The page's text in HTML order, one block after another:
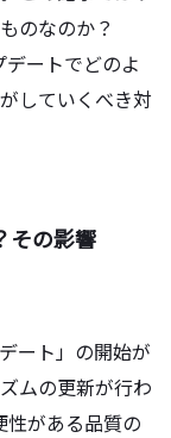
のなのか？
ートでどのよ
していくべき対
その影響
ート」の開始が
ムの更新が行わ
性がある品質の